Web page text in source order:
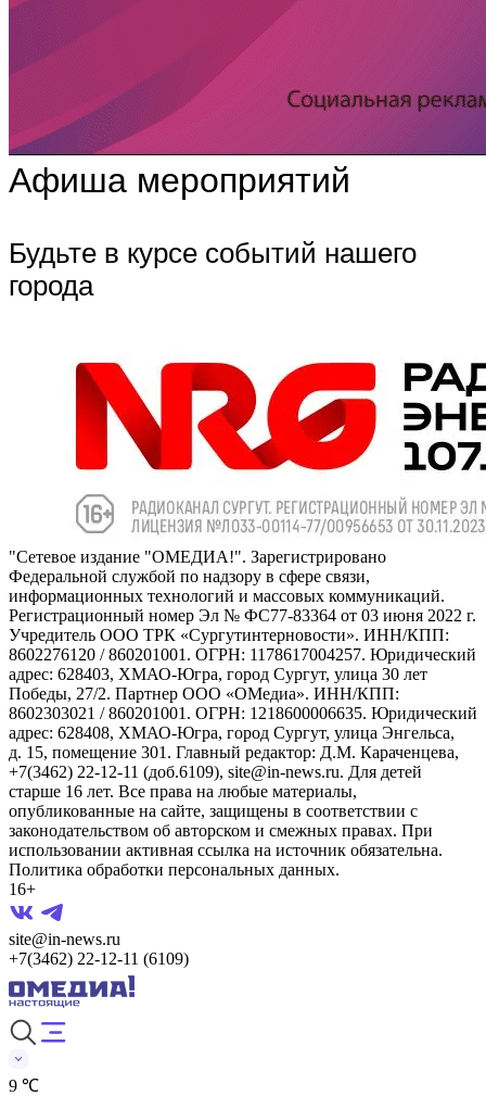
Афиша мероприятий
Будьте в курсе событий нашего
города
"Сетевое издание "ОМЕДИА!". Зарегистрировано
Федеральной службой по надзору в сфере связи,
информационных технологий и массовых коммуникаций.
Регистрационный номер Эл № ФС77-83364 от 03 июня 2022 г.
Учредитель ООО ТРК «Сургутинтерновости». ИНН/КПП:
8602276120 / 860201001. ОГРН: 1178617004257. Юридический
адрес: 628403, ХМАО-Югра, город Сургут, улица 30 лет
Победы, 27/2. Партнер ООО «ОМедиа». ИНН/КПП:
8602303021 / 860201001. ОГРН: 1218600006635. Юридический
адрес: 628408, ХМАО-Югра, город Сургут, улица Энгельса,
д. 15, помещение 301. Главный редактор: Д.М. Караченцева,
+7(3462) 22-12-11 (доб.6109), site@in-news.ru. Для детей
старше 16 лет. Все права на любые материалы,
опубликованные на сайте, защищены в соответствии с
законодательством об авторском и смежных правах. При
использовании активная ссылка на источник обязательна.
Политика обработки персональных данных.
16+
site@in-news.ru
+7(3462) 22-12-11 (6109)
9 ℃